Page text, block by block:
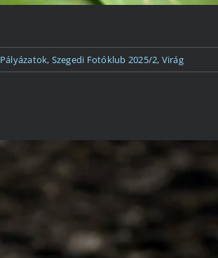
Pályázatok, Szegedi Fotóklub 2025/2, Virág